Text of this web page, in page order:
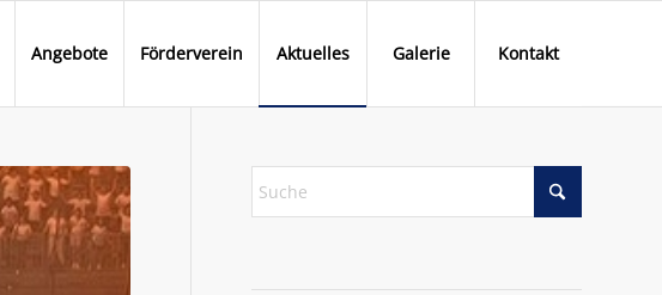
Angebote Förderverein Aktuelles Galerie Kontakt